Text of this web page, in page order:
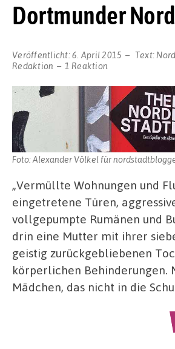
Dortmunder
Veröffentlicht:6. April 2015 Text:
Redaktion
1 Reaktion
Foto: Alexander Völkel für
„Vermüllte Wohnungen und
eingetretene Türen,
vollgepumpte Rumänen und
drin eine Mutter mit ihrer
geistig zurückgebliebenen
körperlichen Behinderungen.
Mädchen, das nicht in die